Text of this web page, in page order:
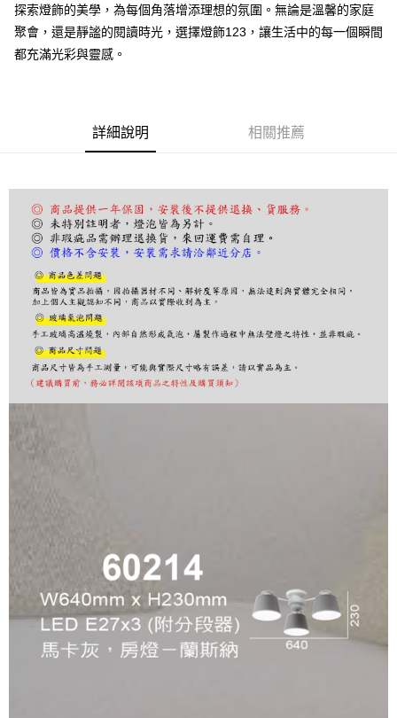
Google Pay
全盈+PAY
AFTEE先享後付是「在收到商品之後才付款」的支付方式。 讓您購物簡單
【「AFTEE先享後付」結帳流程】
１．於結帳方式選擇「AFTEE先享後付」後，將跳轉至「AFTEE先享後付」
２．訂單成立數日內，您將收到繳費通知簡訊。
３．收到繳費通知簡訊後14天內，點擊此簡訊中的連結，可透過四大超商／
ATM／網路銀行／等多元方式進行付款，方視為交易完成。
※ 請注意：結帳手續完成當下不需立刻繳費，但若您需要取消訂單，請聯絡
後付繳納相關費用。
※ 交易是否成功請以「AFTEE先享後付 」之結帳頁面顯示為準，若有關於
是否繳費成功／繳費後需取消欲退款等相關疑問，請聯繫「AFTEE先享後付
客戶支援中心」https://netprotections.freshdesk.com/support/home
１．透過由恩沛科技股份有限公司提供之「AFTEE先享後付」服務完成之交
https://aftee.tw/terms/#terms3
「AFTEE先享後付」，若未經同意申辦者引起之損失，本公司不負相關責
任。
４．使用「AFTEE先享後付」時，將依據個別帳號之用戶狀況，依本公司即
時審查核予不同之上限額度；若仍有額度不足之情形，本公司將視審查結果
請求用戶進行身份認證。
５．嚴禁一人註冊多個帳號或使用他人資訊註冊。若發現惡意使用之情形，
恩沛科技股份有限公司將有權停止該用戶之使用額度並採取法律行動。
宅配
每筆NT$180，滿NT$5,000(含以上)免運費
探索燈飾的美學，為每個角落增添理想的氛圍。無論是溫馨的家庭
聚會，還是靜謐的閱讀時光，選擇燈飾123，讓生活中的每一個瞬間
都充滿光彩與靈感。
詳細說明 相關推薦